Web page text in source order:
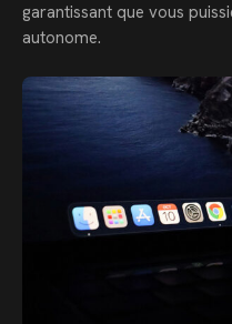
garantissant que vous
autonome.